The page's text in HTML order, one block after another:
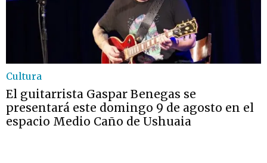
Cultura
El guitarrista Gaspar Benegas se
presentará este domingo 9 de agosto en el
espacio Medio Caño de Ushuaia